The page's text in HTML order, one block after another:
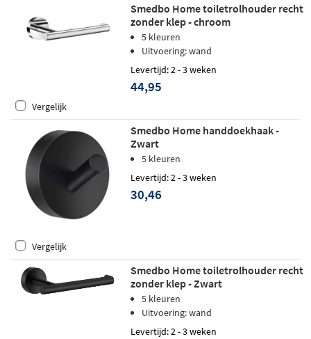
Smedbo Home toiletrolhouder recht
zonder klep - chroom
5 kleuren
Uitvoering: wand
Levertijd: 2 - 3 weken
44,95
Vergelijk
Smedbo Home handdoekhaak -
Zwart
5 kleuren
Levertijd: 2 - 3 weken
30,46
Vergelijk
Smedbo Home toiletrolhouder recht
zonder klep - Zwart
5 kleuren
Uitvoering: wand
Levertijd: 2 - 3 weken